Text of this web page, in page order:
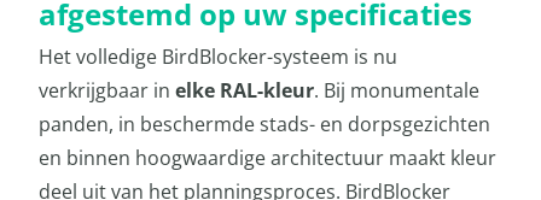
afgestemd op uw specificaties
Het volledige BirdBlocker-systeem is nu
verkrijgbaar in elke RAL-kleur. Bij monumentale
panden, in beschermde stads- en dorpsgezichten
en binnen hoogwaardige architectuur maakt kleur
deel uit van het planningsproces. BirdBlocker